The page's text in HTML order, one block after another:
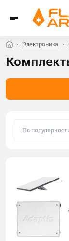
Электроника